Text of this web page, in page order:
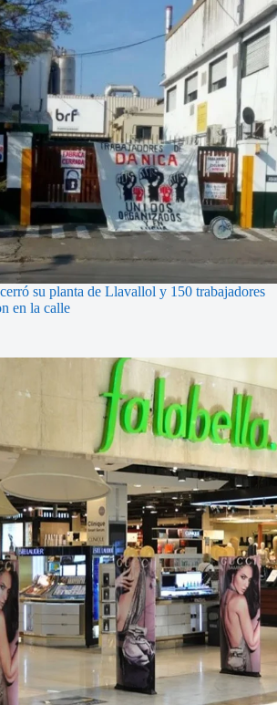
su planta de Llavallol y 150 trabajadores
en la calle